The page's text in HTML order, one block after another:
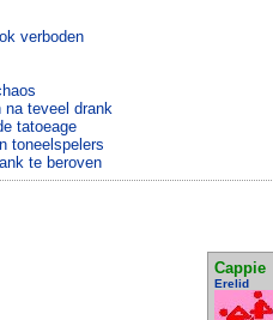
verboden
na teveel drank
tatoeage
toneelspelers
te beroven
Cappie
Erelid